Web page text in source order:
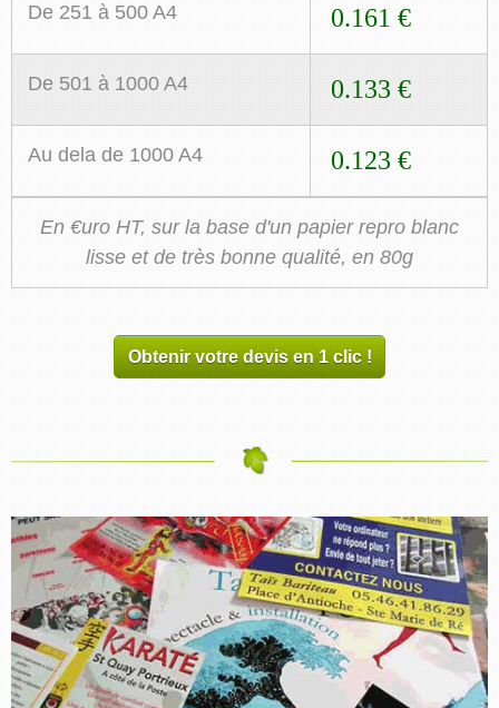
En €uro HT, sur la base d'un papier repro blanc
lisse et de très bonne qualité, en 80g
De 251 à 500 A4 0.161 €
De 501 à 1000 A4 0.133 €
Au dela de 1000 A4 0.123 €
Obtenir votre devis en 1 clic !